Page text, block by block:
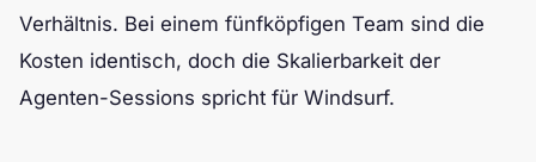
Verhältnis. Bei einem fünfköpfigen Team sind die
Kosten identisch, doch die Skalierbarkeit der
Agenten-Sessions spricht für Windsurf.